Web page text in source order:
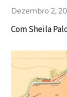
Dezembro 2,
Com Sheila